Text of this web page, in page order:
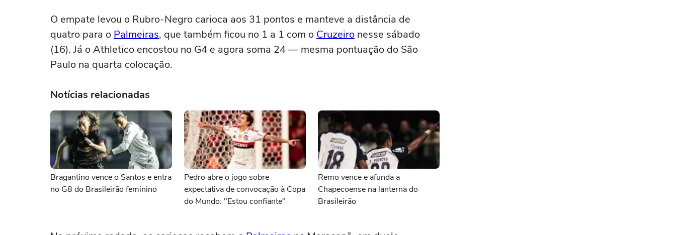
O empate levou o Rubro-Negro carioca aos 31 pontos e manteve a distância de
quatro para o Palmeiras, que também ficou no 1 a 1 com o Cruzeiro nesse sábado
(16). Já o Athletico encostou no G4 e agora soma 24 — mesma pontuação do São
Paulo na quarta colocação.
Notícias relacionadas
Bragantino vence o Santos e entra
no G8 do Brasileirão feminino
Pedro abre o jogo sobre
expectativa de convocação à Copa
do Mundo: "Estou confiante"
Remo vence e afunda a
Chapecoense na lanterna do
Brasileirão